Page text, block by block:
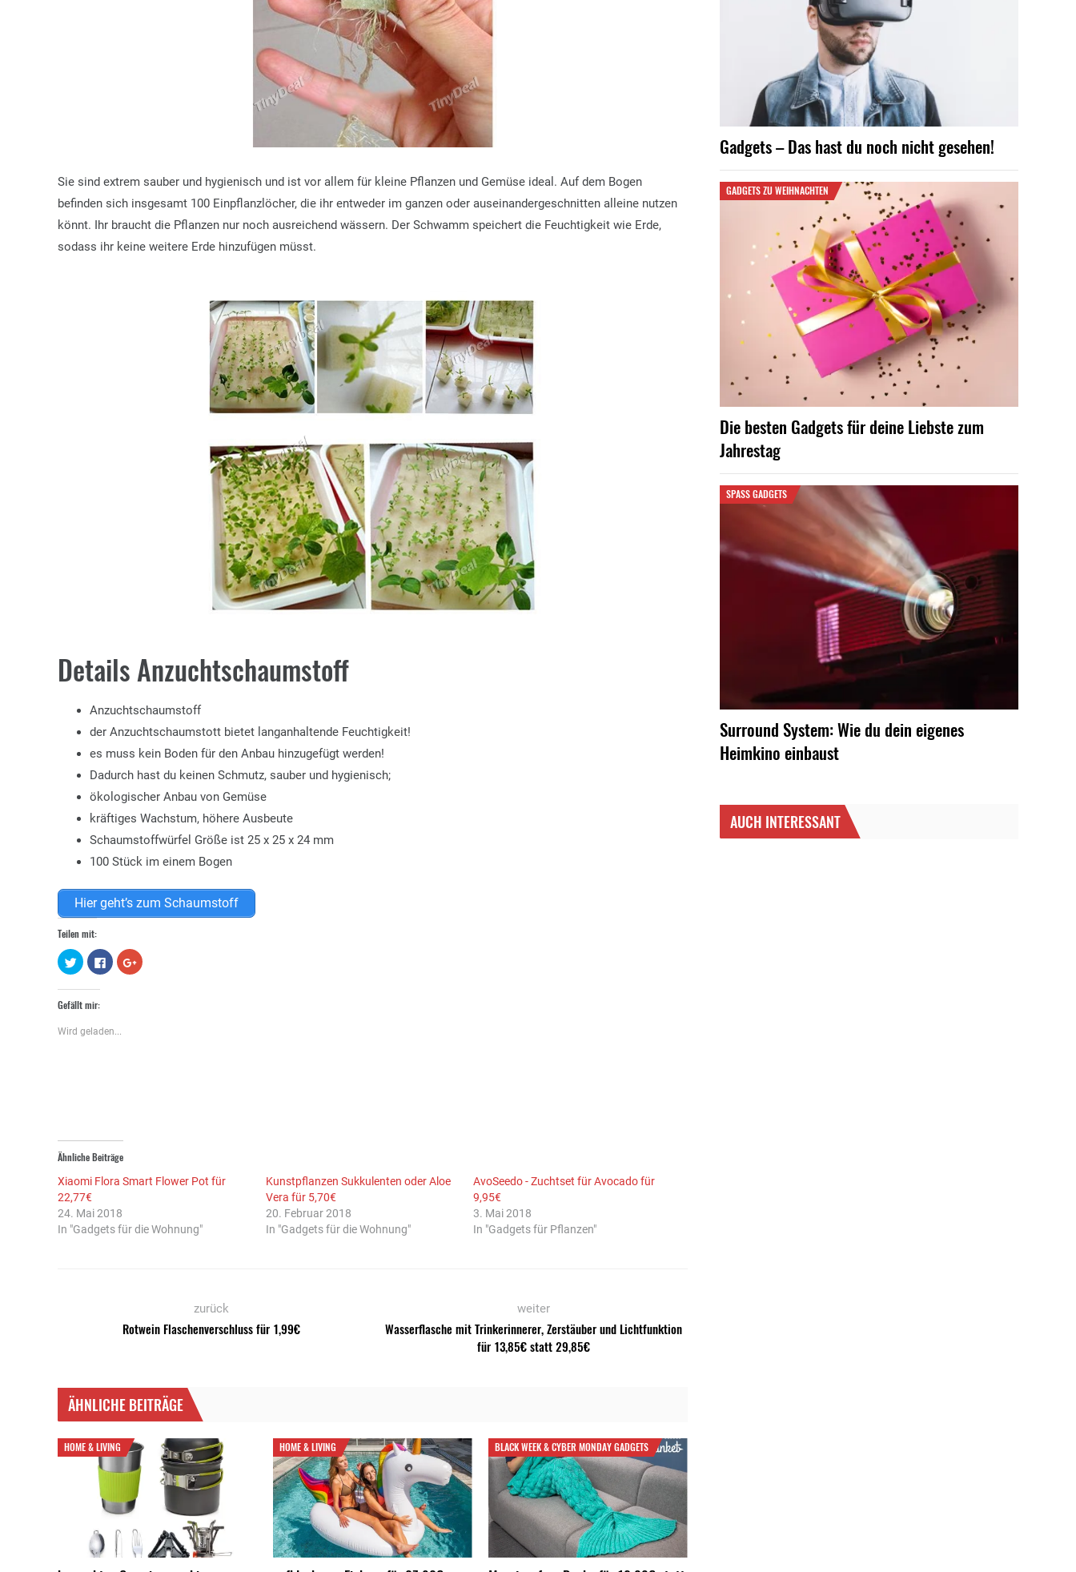
Sie sind extrem sauber und hygienisch und ist vor allem für kleine Pflanzen und Gemüse ideal. Auf dem Bogen
befinden sich insgesamt 100 Einpflanzlöcher, die ihr entweder im ganzen oder auseinandergeschnitten alleine nutzen
könnt. Ihr braucht die Pflanzen nur noch ausreichend wässern. Der Schwamm speichert die Feuchtigkeit wie Erde,
sodass ihr keine weitere Erde hinzufügen müsst.
Details Anzuchtschaumstoff
Anzuchtschaumstoff
der Anzuchtschaumstott bietet langanhaltende Feuchtigkeit!
es muss kein Boden für den Anbau hinzugefügt werden!
Dadurch hast du keinen Schmutz, sauber und hygienisch;
ökologischer Anbau von Gemüse
kräftiges Wachstum, höhere Ausbeute
Schaumstoffwürfel Größe ist 25 x 25 x 24 mm
100 Stück im einem Bogen
Hier geht’s zum Schaumstoff
Teilen mit:
Klick,
um
über
Twitter
teilen
in
neuem
Klick,
um
in
neuem
Zum
Teilen
Gefällt mir:
Wird geladen...
Ähnliche Beiträge
Xiaomi Flora Smart Flower Pot für
22,77€
24. Mai 2018
In "Gadgets für die Wohnung"
Kunstpflanzen Sukkulenten oder Aloe
Vera für 5,70€
20. Februar 2018
In "Gadgets für die Wohnung"
AvoSeedo - Zuchtset für Avocado für
9,95€
3. Mai 2018
In "Gadgets für Pflanzen"
zurück
Rotwein Flaschenverschluss für 1,99€
weiter
Wasserflasche mit Trinkerinnerer, Zerstäuber und Lichtfunktion
für 13,85€ statt 29,85€
ÄHNLICHE BEITRÄGE
HOME & LIVING HOME & LIVING BLACK WEEK & CYBER MONDAY GADGETS
Gadgets – Das hast du noch nicht gesehen!
GADGETS ZU WEIHNACHTEN
Die besten Gadgets für deine Liebste zum
Jahrestag
SPASS GADGETS
Surround System: Wie du dein eigenes
Heimkino einbaust
AUCH INTERESSANT